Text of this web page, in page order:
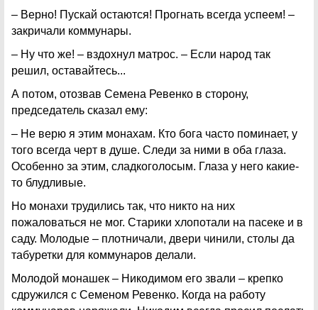
– Верно! Пускай остаются! Прогнать всегда успеем! –
закричали коммунары.
– Ну что же! – вздохнул матрос. – Если народ так
решил, оставайтесь...
А потом, отозвав Семена Ревенко в сторону,
председатель сказал ему:
– Не верю я этим монахам. Кто бога часто поминает, у
того всегда черт в душе. Следи за ними в оба глаза.
Особенно за этим, сладкоголосым. Глаза у него какие-
то блудливые.
Но монахи трудились так, что никто на них
пожаловаться не мог. Старики хлопотали на пасеке и в
саду. Молодые – плотничали, двери чинили, столы да
табуретки для коммунаров делали.
Молодой монашек – Никодимом его звали – крепко
сдружился с Семеном Ревенко. Когда на работу